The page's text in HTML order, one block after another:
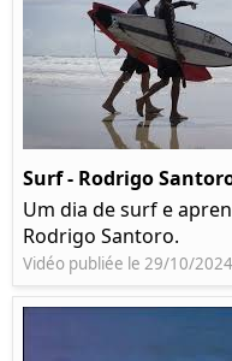
Surf - Rodrigo
Um dia de surf e
Rodrigo Santoro.
Vidéo publiée le 29/10/2024